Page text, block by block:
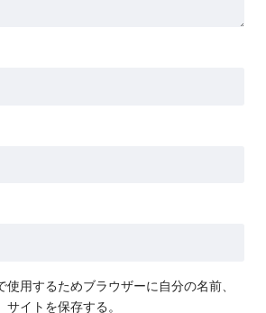
使用するためブラウザーに自分の名前、
サイトを保存する。